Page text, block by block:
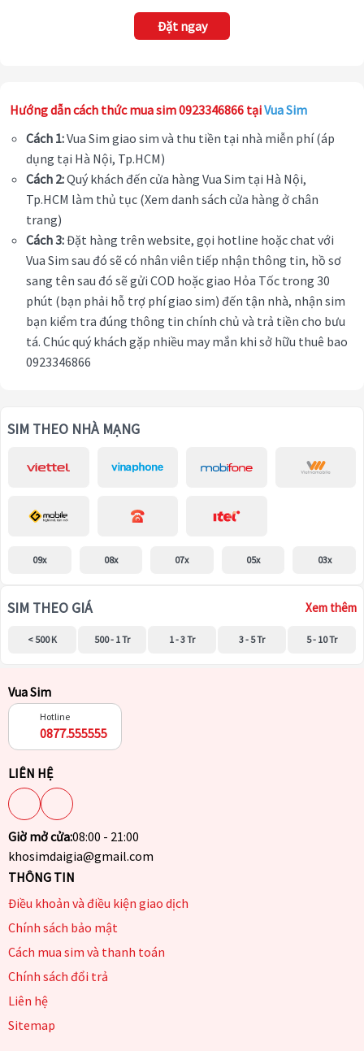
Đặt ngay
Hướng dẫn cách thức mua sim 0923346866 tạiVua Sim
Cách 1:Vua Sim giao sim và thu tiền tại nhà miễn phí (áp
dụng tại Hà Nội, Tp.HCM)
Cách 2:Quý khách đến cửa hàng Vua Sim tại Hà Nội,
Tp.HCM làm thủ tục (Xem danh sách cửa hàng ở chân
trang)
Cách 3:Đặt hàng trên website, gọi hotline hoặc chat với
Vua Sim sau đó sẽ có nhân viên tiếp nhận thông tin, hồ sơ
sang tên sau đó sẽ gửi COD hoặc giao Hỏa Tốc trong 30
phút (bạn phải hỗ trợ phí giao sim) đến tận nhà, nhận sim
bạn kiểm tra đúng thông tin chính chủ và trả tiền cho bưu
tá. Chúc quý khách gặp nhiều may mắn khi sở hữu thuê bao
0923346866
SIM THEO NHÀ MẠNG
09x 08x 07x 05x 03x
SIM THEO GIÁ Xem thêm
< 500 K 500 - 1 Tr 1 - 3 Tr 3 - 5 Tr 5 - 10 Tr
Vua Sim
Hotline
0877.555555
LIÊN HỆ
Giờ mở cửa:08:00 - 21:00
khosimdaigia@gmail.com
THÔNG TIN
Điều khoản và điều kiện giao dịch
Chính sách bảo mật
Cách mua sim và thanh toán
Chính sách đổi trả
Liên hệ
Sitemap